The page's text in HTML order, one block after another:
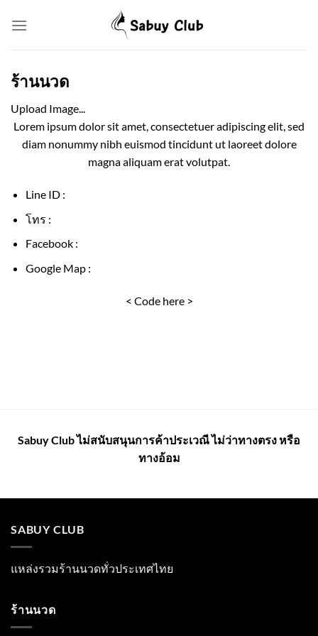
ร้านนวด
Upload Image...
Lorem ipsum dolor sit amet, consectetuer adipiscing elit, sed
diam nonummy nibh euismod tincidunt ut laoreet dolore
magna aliquam erat volutpat.
Line ID :
โทร :
Facebook :
Google Map :
< Code here >
Sabuy Club ไม่สนับสนุนการค้าประเวณี ไม่ว่าทางตรง หรือ
ทางอ้อม
SABUY CLUB
แหล่งรวมร้านนวดทั่วประเทศไทย
ร้านนวด